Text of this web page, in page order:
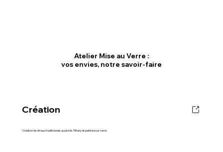
Atelier Mise au Verre :
vos envies, notre savoir-faire
Création
Création de vitraux traditionnels au plomb, Tiffany et peinture sur verre.